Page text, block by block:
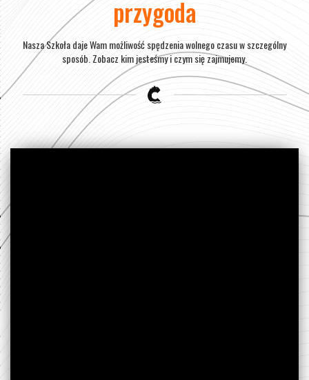
przygoda
Nasza Szkoła daje Wam możliwość spędzenia wolnego czasu w szczególny
sposób. Zobacz kim jesteśmy i czym się zajmujemy.